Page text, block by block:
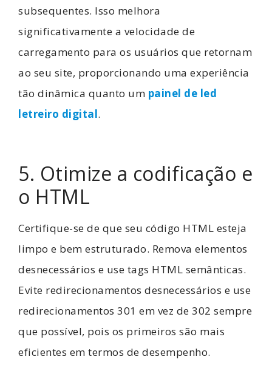
subsequentes. Isso melhora
significativamente a velocidade de
carregamento para os usuários que retornam
ao seu site, proporcionando uma experiência
tão dinâmica quanto um painel de led
letreiro digital.
5. Otimize a codificação e
o HTML
Certifique-se de que seu código HTML esteja
limpo e bem estruturado. Remova elementos
desnecessários e use tags HTML semânticas.
Evite redirecionamentos desnecessários e use
redirecionamentos 301 em vez de 302 sempre
que possível, pois os primeiros são mais
eficientes em termos de desempenho.